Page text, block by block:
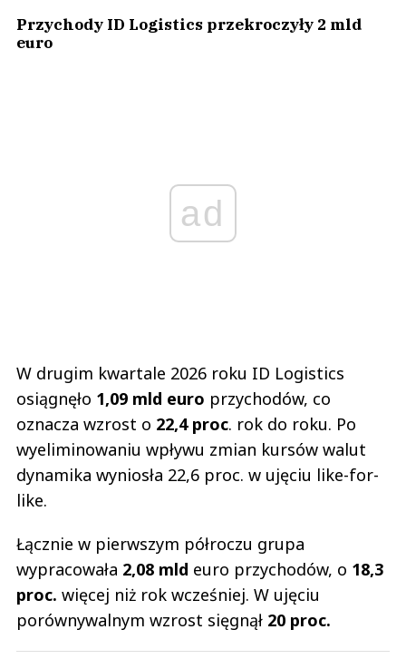
Przychody ID Logistics przekroczyły 2 mld
euro
ad
W drugim kwartale 2026 roku ID Logistics
osiągnęło 1,09 mld euro przychodów, co
oznacza wzrost o 22,4 proc. rok do roku. Po
wyeliminowaniu wpływu zmian kursów walut
dynamika wyniosła 22,6 proc. w ujęciu like-for-
like.
Łącznie w pierwszym półroczu grupa
wypracowała 2,08 mld euro przychodów, o 18,3
proc. więcej niż rok wcześniej. W ujęciu
porównywalnym wzrost sięgnął 20 proc.